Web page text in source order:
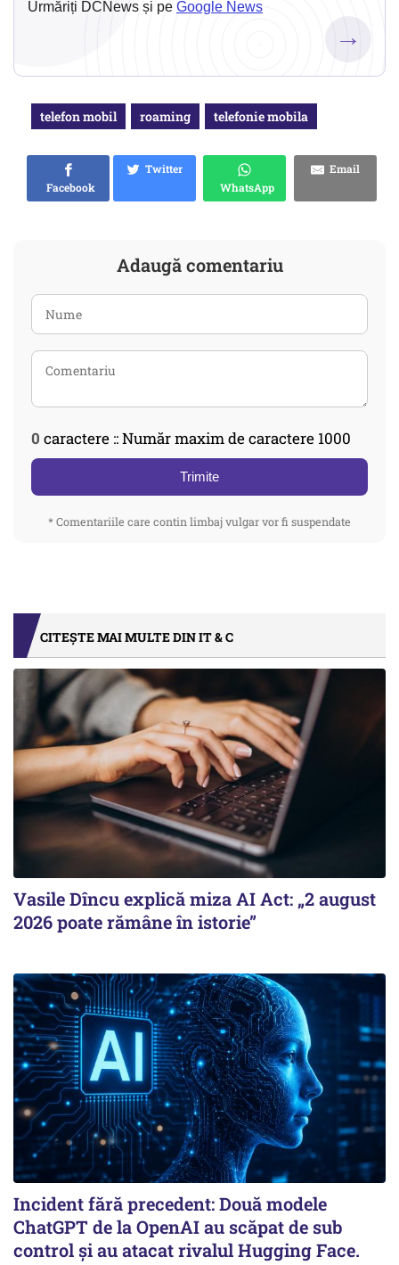
Urmăriți DCNews și pe Google News
→
telefon mobil roaming telefonie mobila
Facebook
Twitter
WhatsApp
Email
Adaugă comentariu
0 caractere :: Număr maxim de caractere 1000
Trimite
* Comentariile care contin limbaj vulgar vor fi suspendate
CITEȘTE MAI MULTE DIN IT & C
Vasile Dîncu explică miza AI Act: „2 august
2026 poate rămâne în istorie”
Incident fără precedent: Două modele
ChatGPT de la OpenAI au scăpat de sub
control și au atacat rivalul Hugging Face.